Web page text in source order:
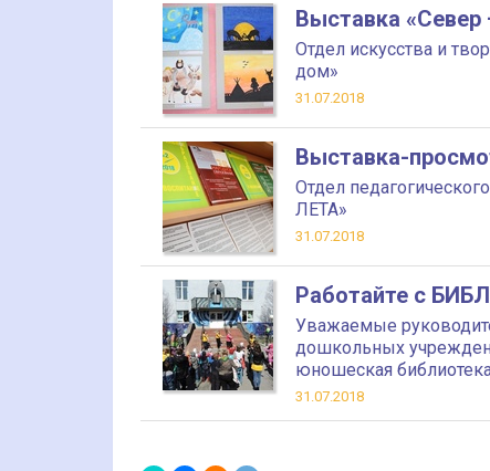
Выставка
Отдел искусства и
дом»
31.07.2018
Выставка-
Отдел
ЛЕТА»
31.07.2018
Работайте с
Уважаемые
дошкольных
юношеская
31.07.2018